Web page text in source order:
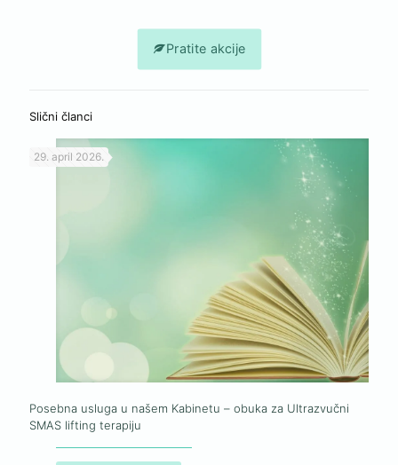
Pratite akcije
Slični članci
29. april 2026.
Posebna usluga u našem Kabinetu – obuka za Ultrazvučni
SMAS lifting terapiju